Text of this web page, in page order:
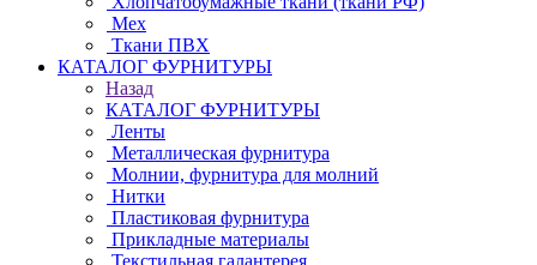
Мех
Ткани ПВХ
КАТАЛОГ ФУРНИТУРЫ
Назад
КАТАЛОГ ФУРНИТУРЫ
Ленты
Металлическая фурнитура
Молнии, фурнитура для молний
Нитки
Пластиковая фурнитура
Прикладные материалы
Текстильная галантерея